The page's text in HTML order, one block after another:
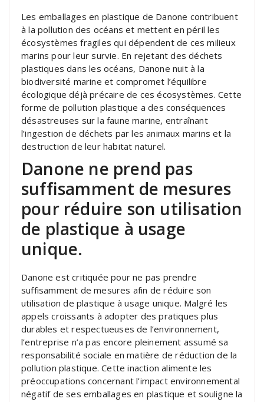
Les emballages en plastique de Danone contribuent
à la pollution des océans et mettent en péril les
écosystèmes fragiles qui dépendent de ces milieux
marins pour leur survie. En rejetant des déchets
plastiques dans les océans, Danone nuit à la
biodiversité marine et compromet l’équilibre
écologique déjà précaire de ces écosystèmes. Cette
forme de pollution plastique a des conséquences
désastreuses sur la faune marine, entraînant
l’ingestion de déchets par les animaux marins et la
destruction de leur habitat naturel.
Danone ne prend pas
suffisamment de mesures
pour réduire son utilisation
de plastique à usage
unique.
Danone est critiquée pour ne pas prendre
suffisamment de mesures afin de réduire son
utilisation de plastique à usage unique. Malgré les
appels croissants à adopter des pratiques plus
durables et respectueuses de l’environnement,
l’entreprise n’a pas encore pleinement assumé sa
responsabilité sociale en matière de réduction de la
pollution plastique. Cette inaction alimente les
préoccupations concernant l’impact environnemental
négatif de ses emballages en plastique et souligne la